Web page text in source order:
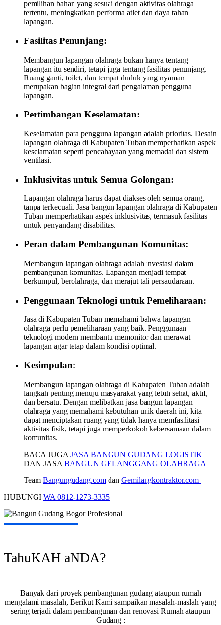
pemilihan bahan yang sesuai dengan aktivitas olahraga
tertentu, meningkatkan performa atlet dan daya tahan
lapangan.
Fasilitas Penunjang:
Membangun lapangan olahraga bukan hanya tentang
lapangan itu sendiri, tetapi juga tentang fasilitas penunjang.
Ruang ganti, toilet, dan tempat duduk yang nyaman
merupakan bagian integral dari pengalaman pengguna
lapangan.
Pertimbangan Keselamatan:
Keselamatan para pengguna lapangan adalah prioritas. Desain
lapangan olahraga di Kabupaten Tuban memperhatikan aspek
keselamatan seperti pencahayaan yang memadai dan sistem
ventilasi.
Inklusivitas untuk Semua Golongan:
Lapangan olahraga harus dapat diakses oleh semua orang,
tanpa terkecuali. Jasa bangun lapangan olahraga di Kabupaten
Tuban memperhatikan aspek inklusivitas, termasuk fasilitas
untuk penyandang disabilitas.
Peran dalam Pembangunan Komunitas:
Membangun lapangan olahraga adalah investasi dalam
pembangunan komunitas. Lapangan menjadi tempat
berkumpul, berolahraga, dan merajut tali persaudaraan.
Penggunaan Teknologi untuk Pemeliharaan:
Jasa di Kabupaten Tuban memahami bahwa lapangan
olahraga perlu pemeliharaan yang baik. Penggunaan
teknologi modern membantu memonitor dan merawat
lapangan agar tetap dalam kondisi optimal.
Kesimpulan:
Membangun lapangan olahraga di Kabupaten Tuban adalah
langkah penting menuju masyarakat yang lebih sehat, aktif,
dan bersatu. Dengan melibatkan jasa bangun lapangan
olahraga yang memahami kebutuhan unik daerah ini, kita
dapat menciptakan ruang yang tidak hanya memfasilitasi
aktivitas fisik, tetapi juga memperkokoh kebersamaan dalam
komunitas.
BACA JUGA JASA BANGUN GUDANG LOGISTIK
DAN JASA BANGUN GELANGGANG OLAHRAGA
Team Bangungudang.com dan Gemilangkontraktor.com
HUBUNGI WA 0812-1273-3335
TahuKAH aNDA?
Banyak dari proyek pembangunan gudang ataupun rumah
mengalami masalah, Berikut Kami sampaikan masalah-maslah yang
sering terjadi dalam pembangunan dan renovasi Rumah ataupun
Gudang :